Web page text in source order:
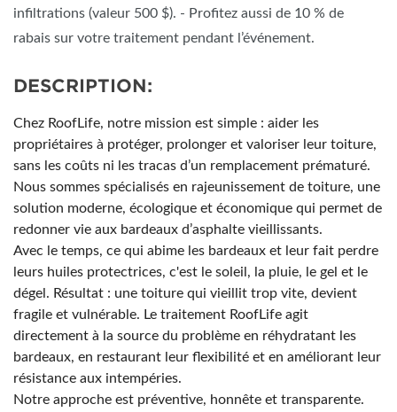
infiltrations (valeur 500 $). - Profitez aussi de 10 % de
rabais sur votre traitement pendant l’événement.
DESCRIPTION:
Chez RoofLife, notre mission est simple : aider les
propriétaires à protéger, prolonger et valoriser leur toiture,
sans les coûts ni les tracas d’un remplacement prématuré.
Nous sommes spécialisés en rajeunissement de toiture, une
solution moderne, écologique et économique qui permet de
redonner vie aux bardeaux d’asphalte vieillissants.
Avec le temps, ce qui abime les bardeaux et leur fait perdre
leurs huiles protectrices, c'est le soleil, la pluie, le gel et le
dégel. Résultat : une toiture qui vieillit trop vite, devient
fragile et vulnérable. Le traitement RoofLife agit
directement à la source du problème en réhydratant les
bardeaux, en restaurant leur flexibilité et en améliorant leur
résistance aux intempéries.
Notre approche est préventive, honnête et transparente.